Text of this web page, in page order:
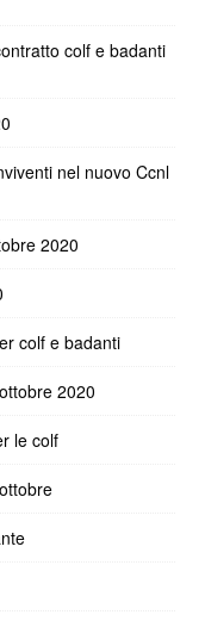
colf e badanti
nel nuovo Ccnl
2020
colf e badanti
2020
le colf